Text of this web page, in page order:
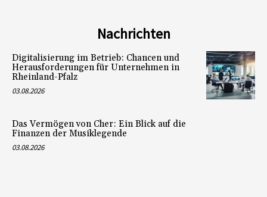
Nachrichten
Digitalisierung im Betrieb: Chancen und
Herausforderungen für Unternehmen in
Rheinland-Pfalz
03.08.2026
Das Vermögen von Cher: Ein Blick auf die
Finanzen der Musiklegende
03.08.2026